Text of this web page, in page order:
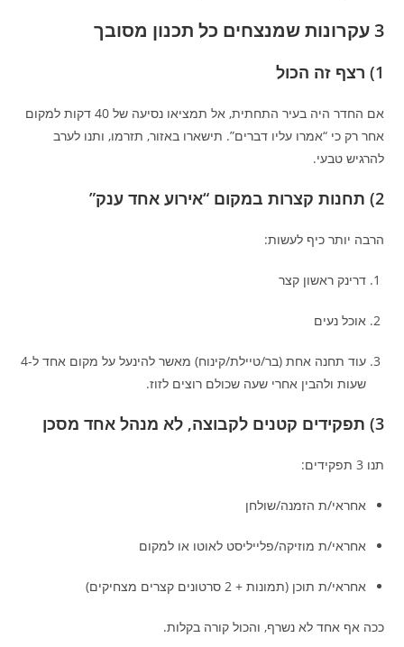
3 עקרונות שמנצחים כל תכנון מסובך
1) רצף זה הכול
אם החדר היה בעיר התחתית, אל תמציאו נסיעה של 40 דקות למקום
אחר רק כי “אמרו עליו דברים”. תישארו באזור, תזרמו, ותנו לערב
להרגיש טבעי.
2) תחנות קצרות במקום “אירוע אחד ענק”
הרבה יותר כיף לעשות:
דרינק ראשון קצר
אוכל נעים
עוד תחנה אחת (בר/טיילת/קינוח) מאשר להינעל על מקום אחד ל-4
שעות ולהבין אחרי שעה שכולם רוצים לזוז.
3) תפקידים קטנים לקבוצה, לא מנהל אחד מסכן
תנו 3 תפקידים:
אחראי/ת הזמנה/שולחן
אחראי/ת מוזיקה/פלייליסט לאוטו או למקום
אחראי/ת תוכן (תמונות + 2 סרטונים קצרים מצחיקים)
ככה אף אחד לא נשרף, והכול קורה בקלות.